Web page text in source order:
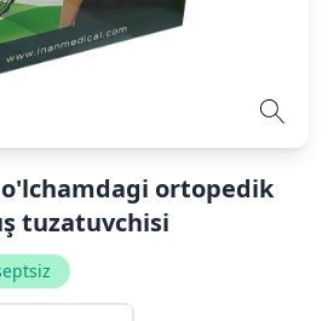
o'lchamdagi ortopedik
tuzatuvchisi